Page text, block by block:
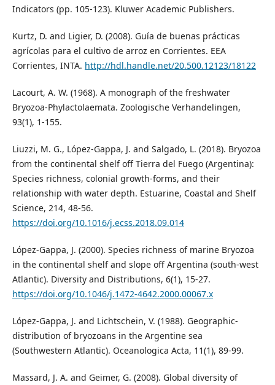
Indicators (pp. 105-123). Kluwer Academic Publishers.
Kurtz, D. and Ligier, D. (2008). Guía de buenas prácticas
agrícolas para el cultivo de arroz en Corrientes. EEA
Corrientes, INTA. http://hdl.handle.net/20.500.12123/18122
Lacourt, A. W. (1968). A monograph of the freshwater
Bryozoa-Phylactolaemata. Zoologische Verhandelingen,
93(1), 1-155.
Liuzzi, M. G., López-Gappa, J. and Salgado, L. (2018). Bryozoa
from the continental shelf off Tierra del Fuego (Argentina):
Species richness, colonial growth-forms, and their
relationship with water depth. Estuarine, Coastal and Shelf
Science, 214, 48-56.
https://doi.org/10.1016/j.ecss.2018.09.014
López-Gappa, J. (2000). Species richness of marine Bryozoa
in the continental shelf and slope off Argentina (south-west
Atlantic). Diversity and Distributions, 6(1), 15-27.
https://doi.org/10.1046/j.1472-4642.2000.00067.x
López-Gappa, J. and Lichtschein, V. (1988). Geographic-
distribution of bryozoans in the Argentine sea
(Southwestern Atlantic). Oceanologica Acta, 11(1), 89-99.
Massard, J. A. and Geimer, G. (2008). Global diversity of